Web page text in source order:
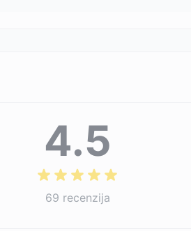
4.5
69 recenzija